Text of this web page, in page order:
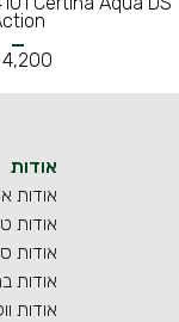
4,200 ₪
אודות
אודות
אודות
אודות
אודות
אודות